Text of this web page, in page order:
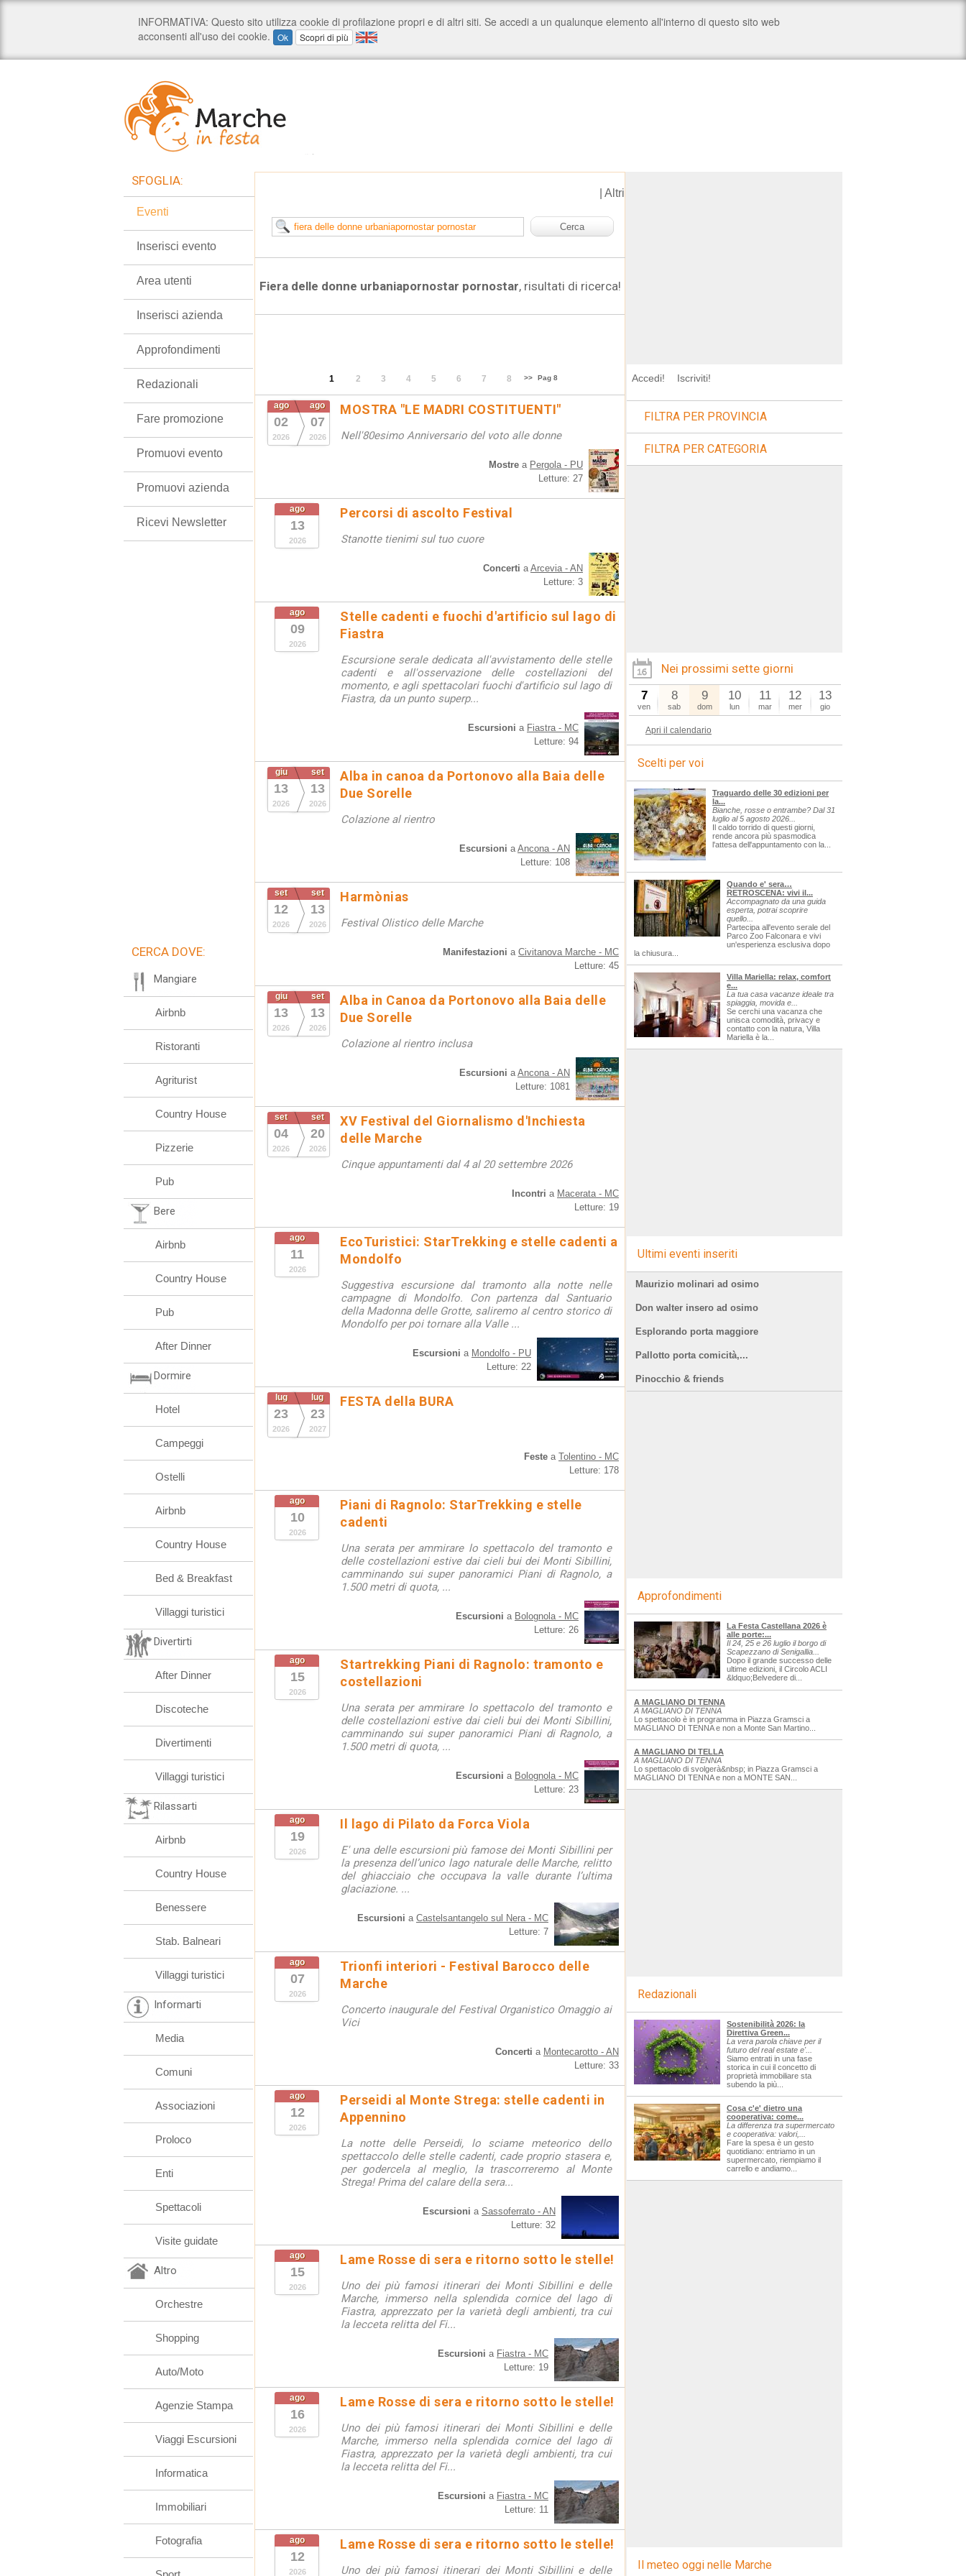
Altri
Fiera delle donne urbaniapornostar pornostar, risultati di ricerca!
1 2 3 4 5 6 7 8 >> Pag 8
ago
02
2026
ago
07
2026
MOSTRA "LE MADRI COSTITUENTI"
Nell'80esimo Anniversario del voto alle donne
Mostre a Pergola - PU
Letture: 27
ago
13
2026
Percorsi di ascolto Festival
Stanotte tienimi sul tuo cuore
Concerti aArcevia - AN
Letture: 3
ago
09
2026
Stelle cadenti e fuochi d'artificio sul lago di
Fiastra
Escursione serale dedicata all'avvistamento delle stelle
cadenti e all'osservazione delle costellazioni del
momento, e agli spettacolari fuochi d'artificio sul lago di
Fiastra, da un punto superp...
Escursioni a Fiastra - MC
Letture: 94
giu
13
2026
set
13
2026
Alba in canoa da Portonovo alla Baia delle
Due Sorelle
Colazione al rientro
Escursioni aAncona - AN
Letture: 108
set
12
2026
set
13
2026
Harmònias
Festival Olistico delle Marche
Manifestazioni a Civitanova Marche - MC
Letture: 45
giu
13
2026
set
13
2026
Alba in Canoa da Portonovo alla Baia delle
Due Sorelle
Colazione al rientro inclusa
Escursioni aAncona - AN
Letture: 1081
set
04
2026
set
20
2026
XV Festival del Giornalismo d'Inchiesta
delle Marche
Cinque appuntamenti dal 4 al 20 settembre 2026
Incontri a Macerata - MC
Letture: 19
ago
11
2026
EcoTuristici: StarTrekking e stelle cadenti a
Mondolfo
Suggestiva escursione dal tramonto alla notte nelle
campagne di Mondolfo. Con partenza dal Santuario
della Madonna delle Grotte, saliremo al centro storico di
Mondolfo per poi tornare alla Valle ...
Escursioni a Mondolfo - PU
Letture: 22
lug
23
2026
lug
23
2027
FESTA della BURA
Feste a Tolentino - MC
Letture: 178
ago
10
2026
Piani di Ragnolo: StarTrekking e stelle
cadenti
Una serata per ammirare lo spettacolo del tramonto e
delle costellazioni estive dai cieli bui dei Monti Sibillini,
camminando sui super panoramici Piani di Ragnolo, a
1.500 metri di quota, ...
Escursioni a Bolognola - MC
Letture: 26
ago
15
2026
Startrekking Piani di Ragnolo: tramonto e
costellazioni
Una serata per ammirare lo spettacolo del tramonto e
delle costellazioni estive dai cieli bui dei Monti Sibillini,
camminando sui super panoramici Piani di Ragnolo, a
1.500 metri di quota, ...
Escursioni a Bolognola - MC
Letture: 23
ago
19
2026
Il lago di Pilato da Forca Viola
E' una delle escursioni più famose dei Monti Sibillini per
la presenza dell’unico lago naturale delle Marche, relitto
del ghiacciaio che occupava la valle durante l’ultima
glaciazione. ...
Escursioni a Castelsantangelo sul Nera - MC
Letture: 7
ago
07
2026
Trionfi interiori - Festival Barocco delle
Marche
Concerto inaugurale del Festival Organistico Omaggio ai
Vici
Concerti a Montecarotto - AN
Letture: 33
ago
12
2026
Perseidi al Monte Strega: stelle cadenti in
Appennino
La notte delle Perseidi, lo sciame meteorico dello
spettaccolo delle stelle cadenti, cade proprio stasera e,
per godercela al meglio, la trascorreremo al Monte
Strega! Prima del calare della sera...
Escursioni a Sassoferrato - AN
Letture: 32
ago
15
2026
Lame Rosse di sera e ritorno sotto le stelle!
Uno dei più famosi itinerari dei Monti Sibillini e delle
Marche, immerso nella splendida cornice del lago di
Fiastra, apprezzato per la varietà degli ambienti, tra cui
la lecceta relitta del Fi...
Escursioni a Fiastra - MC
Letture: 19
ago
16
2026
Lame Rosse di sera e ritorno sotto le stelle!
Uno dei più famosi itinerari dei Monti Sibillini e delle
Marche, immerso nella splendida cornice del lago di
Fiastra, apprezzato per la varietà degli ambienti, tra cui
la lecceta relitta del Fi...
Escursioni a Fiastra - MC
Letture: 11
ago
12
2026
Lame Rosse di sera e ritorno sotto le stelle!
Uno dei più famosi itinerari dei Monti Sibillini e delle
SFOGLIA:
Eventi
Inserisci evento
Area utenti
Inserisci azienda
Approfondimenti
Redazionali
Fare promozione
Promuovi evento
Promuovi azienda
Ricevi Newsletter
CERCA DOVE:
Mangiare
Airbnb
Ristoranti
Agriturist
Country House
Pizzerie
Pub
Bere
Airbnb
Country House
Pub
After Dinner
Dormire
Hotel
Campeggi
Ostelli
Airbnb
Country House
Bed & Breakfast
Villaggi turistici
Divertirti
After Dinner
Discoteche
Divertimenti
Villaggi turistici
Rilassarti
Airbnb
Country House
Benessere
Stab. Balneari
Villaggi turistici
Informarti
Media
Comuni
Associazioni
Proloco
Enti
Spettacoli
Visite guidate
Altro
Orchestre
Shopping
Auto/Moto
Agenzie Stampa
Viaggi Escursioni
Informatica
Immobiliari
Fotografia
Accedi! Iscriviti!
FILTRA PER PROVINCIA
FILTRA PER CATEGORIA
Nei prossimi sette giorni
7
ven
8
sab
9
dom
10
lun
11
mar
12
mer
13
gio
Apri il calendario
Scelti per voi
Traguardo delle 30 edizioni per
la...
Bianche, rosse o entrambe? Dal 31
luglio al 5 agosto 2026...
Il caldo torrido di questi giorni,
rende ancora più spasmodica
l'attesa dell'appuntamento con la...
Quando e' sera…
RETROSCENA: vivi il...
Accompagnato da una guida
esperta, potrai scoprire
quello...
Partecipa all'evento serale del
Parco Zoo Falconara e vivi
un'esperienza esclusiva dopo
la chiusura...
Villa Mariella: relax, comfort
e...
La tua casa vacanze ideale tra
spiaggia, movida e...
Se cerchi una vacanza che
unisca comodità, privacy e
contatto con la natura, Villa
Mariella è la...
Ultimi eventi inseriti
Maurizio molinari ad osimo
Don walter insero ad osimo
Esplorando porta maggiore
Pallotto porta comicità,...
Pinocchio & friends
Approfondimenti
La Festa Castellana 2026 è
alle porte:...
Il 24, 25 e 26 luglio il borgo di
Scapezzano di Senigallia...
Dopo il grande successo delle
ultime edizioni, il Circolo ACLI
&ldquo;Belvedere di...
A MAGLIANO DI TENNA
A MAGLIANO DI TENNA
Lo spettacolo è in programma in Piazza Gramsci a
MAGLIANO DI TENNA e non a Monte San Martino...
A MAGLIANO DI TELLA
A MAGLIANO DI TENNA
Lo spettacolo di svolgerà&nbsp; in Piazza Gramsci a
MAGLIANO DI TENNA e non a MONTE SAN...
Redazionali
Sostenibilità 2026: la
Direttiva Green...
La vera parola chiave per il
futuro del real estate e'...
Siamo entrati in una fase
storica in cui il concetto di
proprietà immobiliare sta
subendo la più...
Cosa c'e' dietro una
cooperativa: come...
La differenza tra supermercato
e cooperativa: valori,...
Fare la spesa è un gesto
quotidiano: entriamo in un
supermercato, riempiamo il
carrello e andiamo...
Il meteo oggi nelle Marche